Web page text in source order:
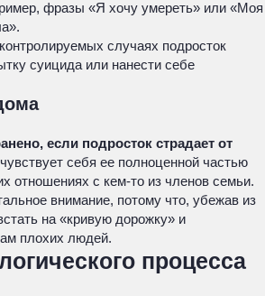
фразы «Я хочу умереть» или «Моя
случаях подросток
суицида или нанести себе
если подросток страдает от
себя ее полноценной частью
отношениях с кем-то из членов семьи.
внимание, потому что, убежав из
на «кривую дорожку» и
плохих людей.
процесса